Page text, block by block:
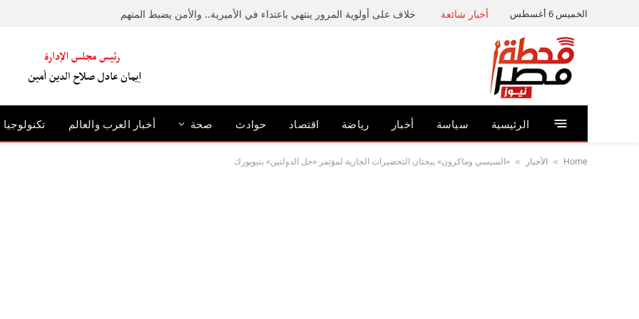
الخميس 6 أغسطس أخبار شائعة خلاف على أولوية المرور ينتهي باعتداء في الأميرية.. والأمن يضبط المتهم
الرئيسية سياسة أخبار رياضة اقتصاد حوادث صحة أخبار العرب والعالم تكنولوجيا
Home
» الأخبار » «السيسي وماكرون» يبحثان التحضيرات الجارية لمؤتمر «حل الدولتين» بنيويورك